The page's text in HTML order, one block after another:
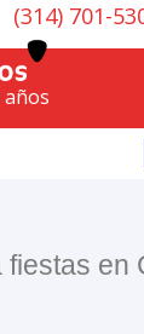
(314) 701-
años
fiestas en